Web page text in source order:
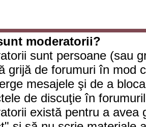
moderatorii?
sunt persoane (sau
grijă de forumuri în mod
mesajele şi de a
de discuţie în
există pentru a avea